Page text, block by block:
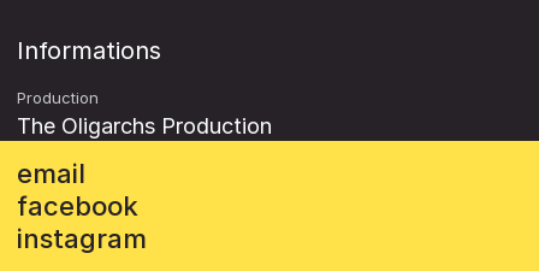
Informations
Production
The Oligarchs Production
email
facebook
instagram